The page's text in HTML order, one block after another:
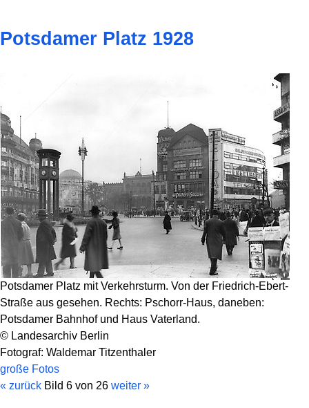
Potsdamer Platz 1928
Potsdamer Platz mit Verkehrsturm. Von der Friedrich-Ebert-
Straße aus gesehen. Rechts: Pschorr-Haus, daneben:
Potsdamer Bahnhof und Haus Vaterland.
© Landesarchiv Berlin
Fotograf: Waldemar Titzenthaler
große Fotos
« zurück Bild 6 von 26 weiter »